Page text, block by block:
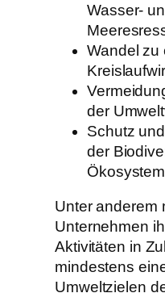
Wasser-
Wandel zu
der
Schutz
der
Unter anderem
Unternehmen
Aktivitäten in
mindestens
Umweltzielen